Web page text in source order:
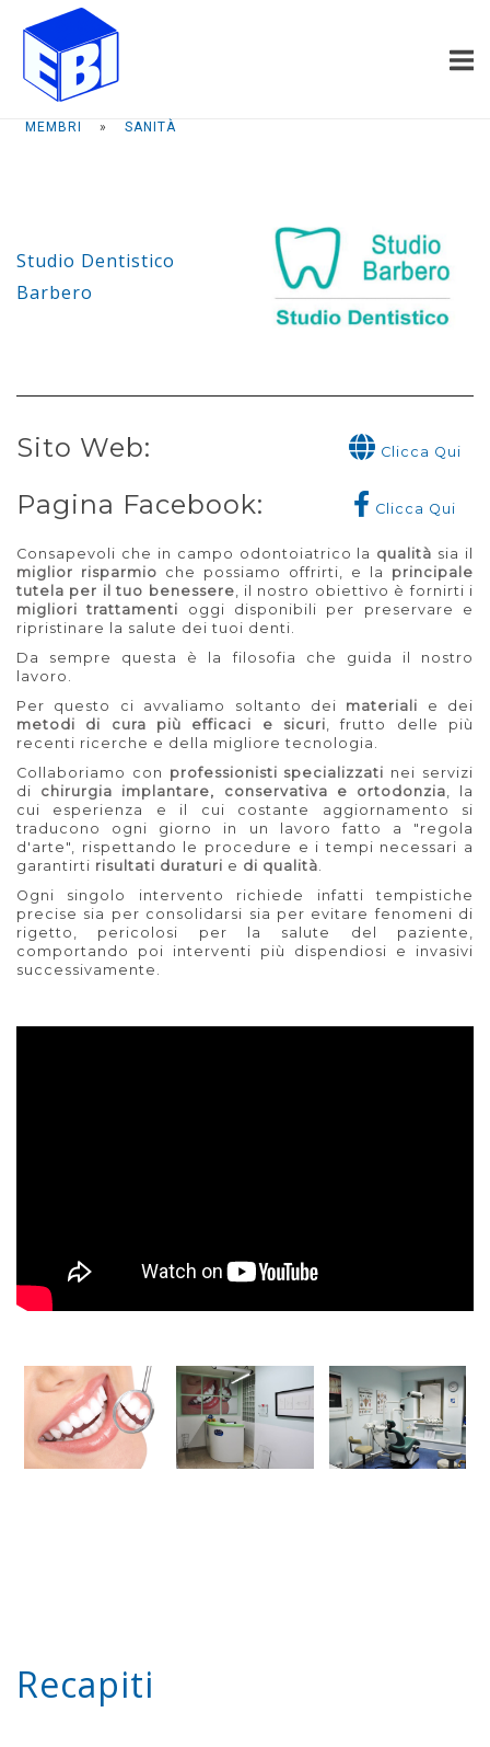
Passa
contenuto
Home
MEMBRI » SANITÀ
Studio Dentistico
Barbero
Sito Web: Clicca Qui
Pagina Facebook: Clicca Qui
Consapevoli che in campo odontoiatrico la qualità sia il
miglior risparmio che possiamo offrirti, e la principale
tutela per il tuo benessere , il nostro obiettivo è fornirti i
migliori trattamenti oggi disponibili per preservare e
ripristinare la salute dei tuoi denti.
Da sempre questa è la filosofia che guida il nostro
lavoro.
Per questo ci avvaliamo soltanto dei materiali e dei
metodi di cura più efficaci e sicuri , frutto delle più
recenti ricerche e della migliore tecnologia.
Collaboriamo con professionisti specializzati nei servizi
di chirurgia implantare, conservativa e ortodonzia, la
cui esperienza e il cui costante aggiornamento si
traducono ogni giorno in un lavoro fatto a "regola
d'arte", rispettando le procedure e i tempi necessari a
garantirti risultati duraturi e di qualità.
Ogni singolo intervento richiede infatti tempistiche
precise sia per consolidarsi sia per evitare fenomeni di
rigetto, pericolosi per la salute del paziente,
comportando poi interventi più dispendiosi e invasivi
successivamente.
Recapiti